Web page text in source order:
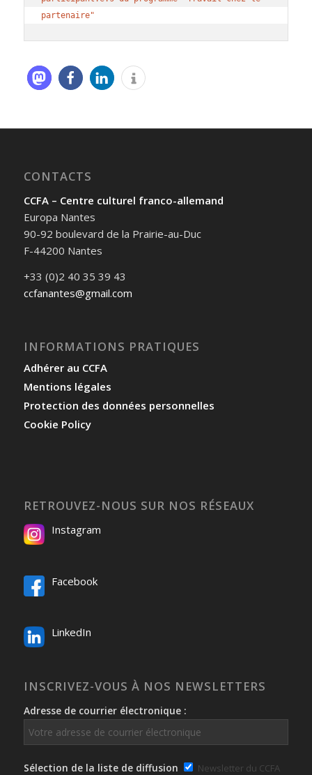
partenaire"
CONTACTS
CCFA – Centre culturel franco-allemand
Europa Nantes
90-92 boulevard de la Prairie-au-Duc
F-44200 Nantes
+33 (0)2 40 35 39 43
ccfanantes@gmail.com
INFORMATIONS PRATIQUES
Adhérer au CCFA
Mentions légales
Protection des données personnelles
Cookie Policy
RETROUVEZ-NOUS SUR NOS RÉSEAUX
Instagram
Facebook
LinkedIn
INSCRIVEZ-VOUS À NOS NEWSLETTERS
Adresse de courrier électronique :
Sélection de la liste de diffusion Newsletter du CCFA